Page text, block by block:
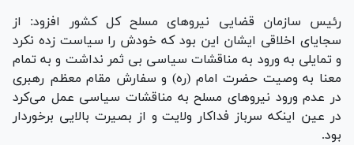
رئیس سازمان قضایی نیرو‌های مسلح کل کشور افزود: از
سجایای اخلاقی ایشان این بود که خودش را سیاست زده نکرد
و تمایلی به ورود به مناقشات سیاسی بی ثمر نداشت و به تمام
معنا به وصیت حضرت امام (ره) و سفارش مقام معظم رهبری
در عدم ورود نیرو‌های مسلح به مناقشات سیاسی عمل می‌کرد
در عین اینکه سرباز فداکار ولایت و از بصیرت بالایی برخوردار
بود.